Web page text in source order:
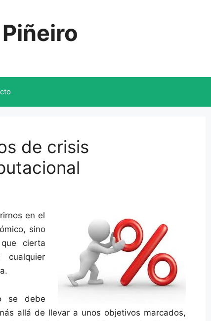
de crisis
en el
sino
cierta
se debe
allá de llevar a unos objetivos marcados,